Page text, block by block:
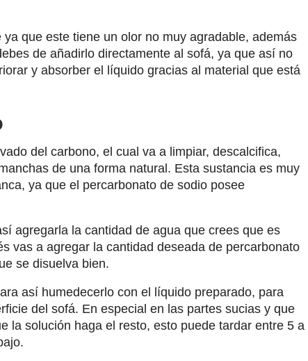
que este tiene un olor no muy agradable, además
de añadirlo directamente al sofá, ya que así no
y absorber el líquido gracias al material que está
del carbono, el cual va a limpiar, descalcifica,
de una forma natural. Esta sustancia es muy
ya que el percarbonato de sodio posee
agregarla la cantidad de agua que crees que es
vas a agregar la cantidad deseada de percarbonato
se disuelva bien.
así humedecerlo con el líquido preparado, para
del sofá. En especial en las partes sucias y que
la solución haga el resto, esto puede tardar entre 5 a